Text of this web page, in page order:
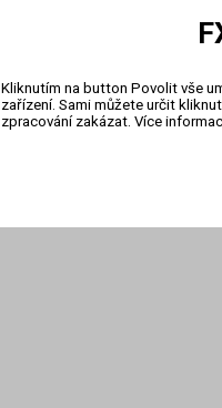
Kliknutím na button Povolit vše
zařízení. Sami můžete určit
zpracování zakázat. Více